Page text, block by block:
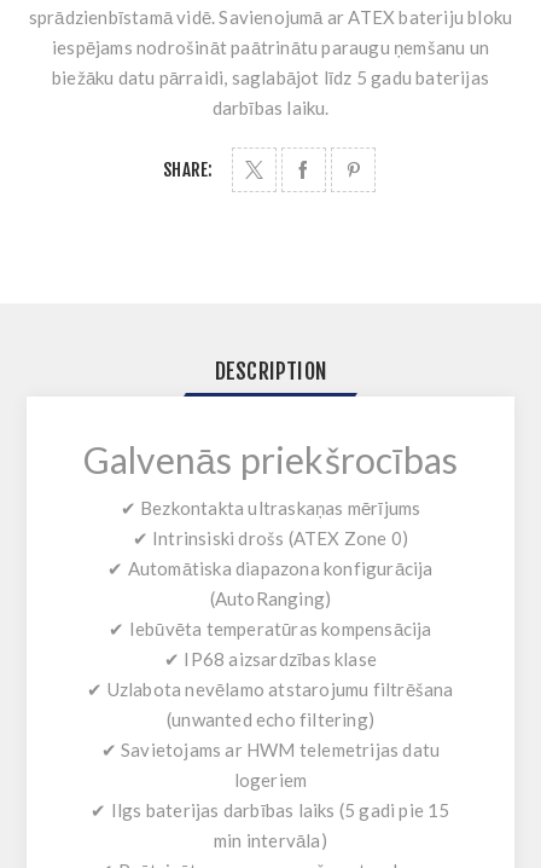
sprādzienbīstamā vidē. Savienojumā ar ATEX bateriju bloku
iespējams nodrošināt paātrinātu paraugu ņemšanu un
biežāku datu pārraidi, saglabājot līdz 5 gadu baterijas
darbības laiku.
SHARE:
DESCRIPTION
Galvenās priekšrocības
✔ Bezkontakta ultraskaņas mērījums
✔ Intrinsiski drošs (ATEX Zone 0)
✔ Automātiska diapazona konfigurācija
(AutoRanging)
✔ Iebūvēta temperatūras kompensācija
✔ IP68 aizsardzības klase
✔ Uzlabota nevēlamo atstarojumu filtrēšana
(unwanted echo filtering)
✔ Savietojams ar HWM telemetrijas datu
logeriem
✔ Ilgs baterijas darbības laiks (5 gadi pie 15
min intervāla)